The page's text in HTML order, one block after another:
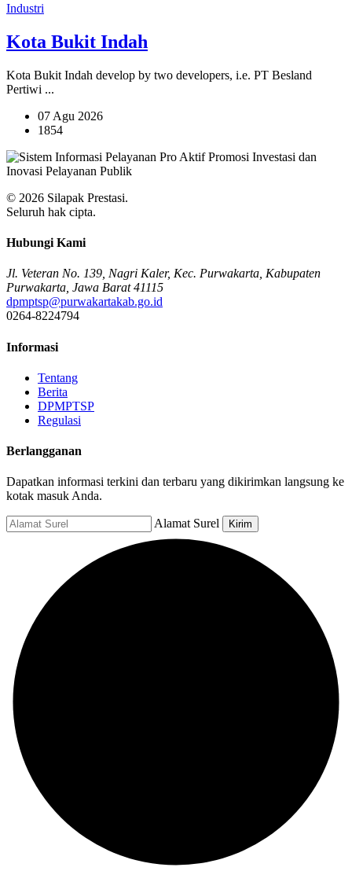
Industri
Kota Bukit Indah
Kota Bukit Indah develop by two developers, i.e. PT Besland
Pertiwi ...
07 Agu 2026
1854
© 2026 Silapak Prestasi.
Seluruh hak cipta.
Hubungi Kami
Jl. Veteran No. 139, Nagri Kaler, Kec. Purwakarta, Kabupaten
Purwakarta, Jawa Barat 41115
dpmptsp@purwakartakab.go.id
0264-8224794
Informasi
Tentang
Berita
DPMPTSP
Regulasi
Berlangganan
Dapatkan informasi terkini dan terbaru yang dikirimkan langsung ke
kotak masuk Anda.
Alamat Surel